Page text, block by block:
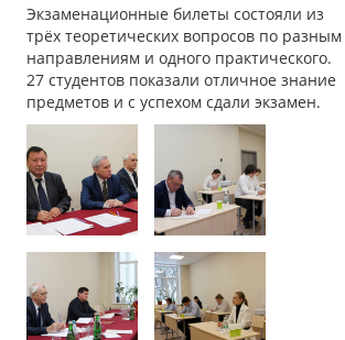
Экзаменационные билеты состояли из
трёх теоретических вопросов по разным
направлениям и одного практического.
27 студентов показали отличное знание
предметов и с успехом сдали экзамен.